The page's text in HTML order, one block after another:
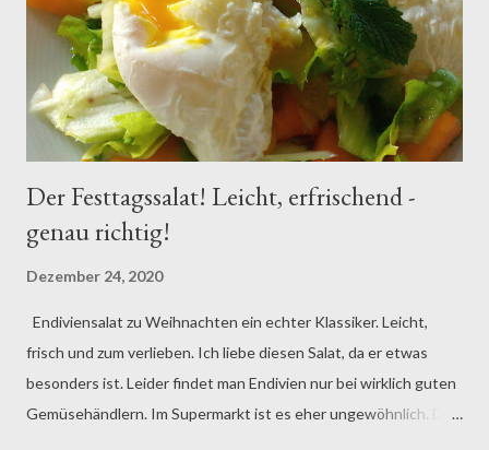
Der Festtagssalat! Leicht, erfrischend -
genau richtig!
Dezember 24, 2020
Endiviensalat zu Weihnachten ein echter Klassiker. Leicht,
frisch und zum verlieben. Ich liebe diesen Salat, da er etwas
besonders ist. Leider findet man Endivien nur bei wirklich guten
Gemüsehändlern. Im Supermarkt ist es eher ungewöhnlich. Der